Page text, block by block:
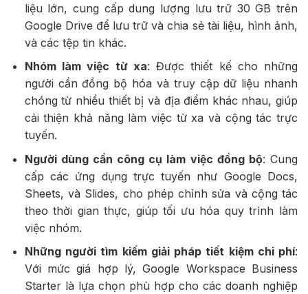
liệu lớn, cung cấp dung lượng lưu trữ 30 GB trên
Google Drive để lưu trữ và chia sẻ tài liệu, hình ảnh,
và các tệp tin khác.
Nhóm làm việc từ xa: Được thiết kế cho những
người cần đồng bộ hóa và truy cập dữ liệu nhanh
chóng từ nhiều thiết bị và địa điểm khác nhau, giúp
cải thiện khả năng làm việc từ xa và cộng tác trực
tuyến.
Người dùng cần công cụ làm việc đồng bộ: Cung
cấp các ứng dụng trực tuyến như Google Docs,
Sheets, và Slides, cho phép chỉnh sửa và cộng tác
theo thời gian thực, giúp tối ưu hóa quy trình làm
việc nhóm.
Những người tìm kiếm giải pháp tiết kiệm chi phí:
Với mức giá hợp lý, Google Workspace Business
Starter là lựa chọn phù hợp cho các doanh nghiệp